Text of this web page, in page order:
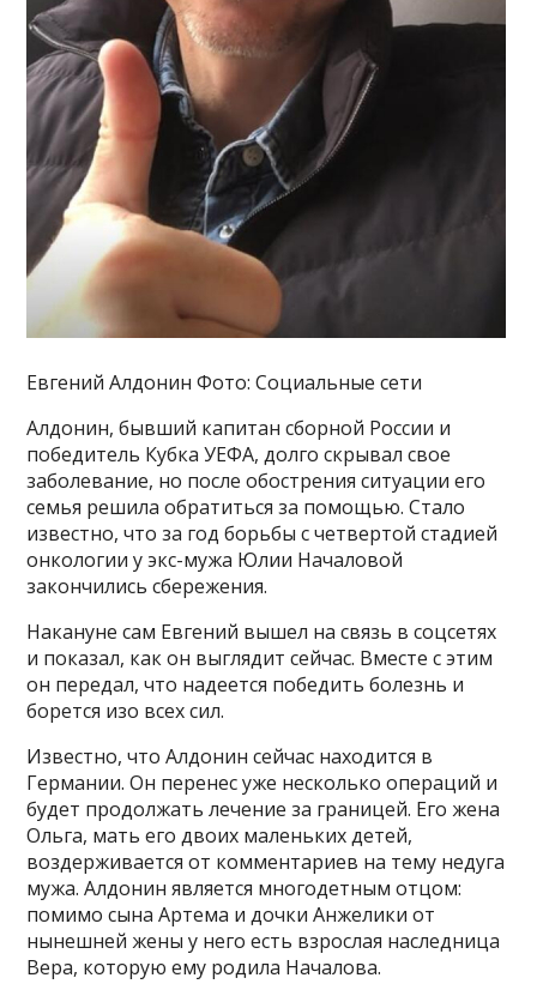
Евгений Алдонин Фото: Социальные сети
Алдонин, бывший капитан сборной России и
победитель Кубка УЕФА, долго скрывал свое
заболевание, но после обострения ситуации его
семья решила обратиться за помощью. Стало
известно, что за год борьбы с четвертой стадией
онкологии у экс-мужа Юлии Началовой
закончились сбережения.
Накануне сам Евгений вышел на связь в соцсетях
и показал, как он выглядит сейчас. Вместе с этим
он передал, что надеется победить болезнь и
борется изо всех сил.
Известно, что Алдонин сейчас находится в
Германии. Он перенес уже несколько операций и
будет продолжать лечение за границей. Его жена
Ольга, мать его двоих маленьких детей,
воздерживается от комментариев на тему недуга
мужа. Алдонин является многодетным отцом:
помимо сына Артема и дочки Анжелики от
нынешней жены у него есть взрослая наследница
Вера, которую ему родила Началова.